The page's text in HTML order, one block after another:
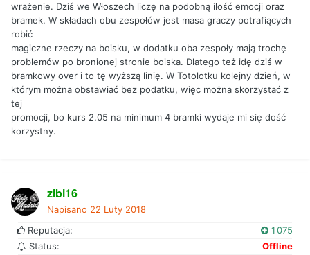
wrażenie. Dziś we Włoszech liczę na podobną ilość emocji oraz
bramek. W składach obu zespołów jest masa graczy potrafiących
robić
magiczne rzeczy na boisku, w dodatku oba zespoły mają trochę
problemów po bronionej stronie boiska. Dlatego też idę dziś w
bramkowy over i to tę wyższą linię. W Totolotku kolejny dzień, w
którym można obstawiać bez podatku, więc można skorzystać z
tej
promocji, bo kurs 2.05 na minimum 4 bramki wydaje mi się dość
korzystny.
zibi16
Napisano 22 Luty 2018
Reputacja:
1 075
Status:
Offline